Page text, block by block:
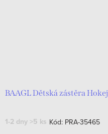
BAAGL Dětská zástěra Hokej
1-2 dny >5 ks Kód: PRA-35465